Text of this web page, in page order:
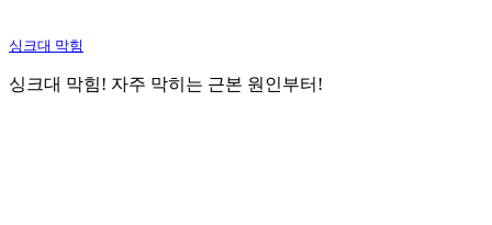
싱크대 막힘
싱크대 막힘! 자주 막히는 근본 원인부터!